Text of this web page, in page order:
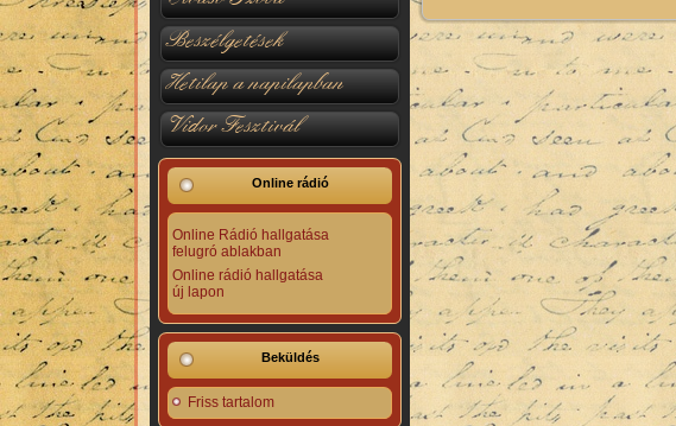
Beszélgetések
Hetilap a napilapban
Vidor Fesztivál
Online rádió
Online Rádió hallgatása
felugró ablakban
Online rádió hallgatása
új lapon
Beküldés
Friss tartalom